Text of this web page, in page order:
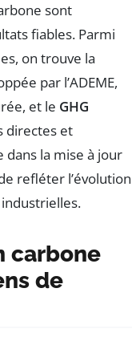
sont
fiables. Parmi
on trouve la
par l’ADEME,
et le GHG
directes et
la mise à jour
refléter l’évolution
carbone
de